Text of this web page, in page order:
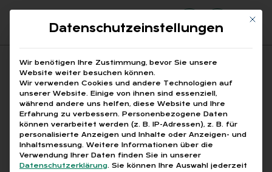
Suchfeld
Suchen
Breadcrumb-Navigation
STARTSEITE ABC
Mit
Datenschutzeinstellungen
Wir benötigen Ihre Zustimmung, bevor Sie unsere
Website weiter besuchen können.
Wir verwenden Cookies und andere Technologien auf
unserer Website. Einige von ihnen sind essenziell,
während andere uns helfen, diese Website und Ihre
Erfahrung zu verbessern. Personenbezogene Daten
können verarbeitet werden (z. B. IP-Adressen), z. B. für
personalisierte Anzeigen und Inhalte oder Anzeigen- und
Inhaltsmessung. Weitere Informationen über die
Verwendung Ihrer Daten finden Sie in unserer
Datenschutzerklärung. Sie können Ihre Auswahl jederzeit